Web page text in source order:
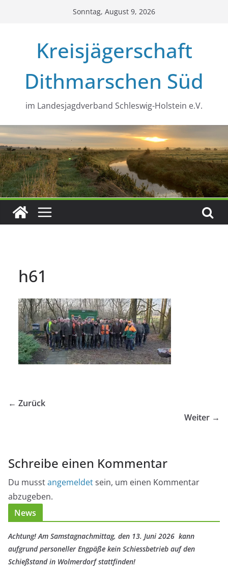
Sonntag, August 9, 2026
Kreisjägerschaft
Dithmarschen Süd
im Landesjagdverband Schleswig-Holstein e.V.
h61
← Zurück
Weiter →
Schreibe einen Kommentar
Du musstangemeldetsein, um einen Kommentar
abzugeben.
News
Achtung! Am Samstagnachmittag, den 13. Juni 2026 kann
aufgrund personeller Engpäße kein Schiessbetrieb auf den
Schießstand in Wolmerdorf stattfinden!